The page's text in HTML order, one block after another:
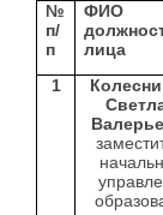
№
п/
п
ФИО
лица
1